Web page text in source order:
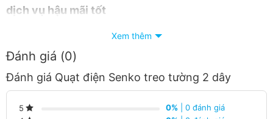
dịch vụ hậu mãi tốt
Giá cạnh tranh nhất trong khu vực.
Giao hàng nhanh chóng.
Nhận báo giá tốt nhất.
Xem thêm
Đánh giá (0)
Đánh giá Quạt điện Senko treo tường 2 dây
5 0% | 0 đánh giá